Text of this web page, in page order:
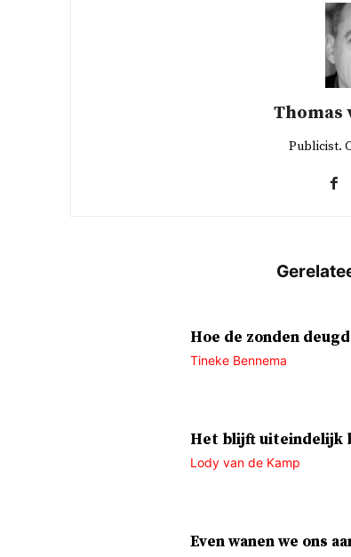
Thomas
Publicist.
Hoe de zonden
Tineke Bennema
Het blijft uiteindelijk
Lody van de Kamp
Even wanen we ons